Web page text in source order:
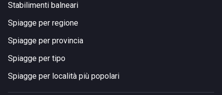
Stabilimenti balneari
Spiagge per regione
Spiagge per provincia
Spiagge per tipo
Spiagge per località più popolari